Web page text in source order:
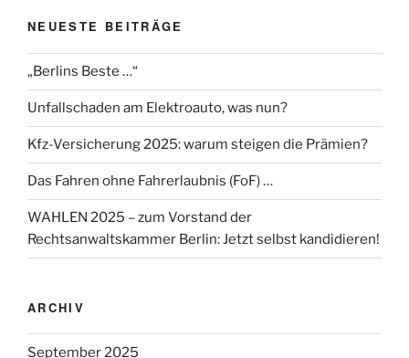
NEUESTE BEITRÄGE
„Berlins Beste …“
Unfallschaden am Elektroauto, was nun?
Kfz-Versicherung 2025: warum steigen die Prämien?
Das Fahren ohne Fahrerlaubnis (FoF) …
WAHLEN 2025 – zum Vorstand der
Rechtsanwaltskammer Berlin: Jetzt selbst kandidieren!
ARCHIV
September 2025